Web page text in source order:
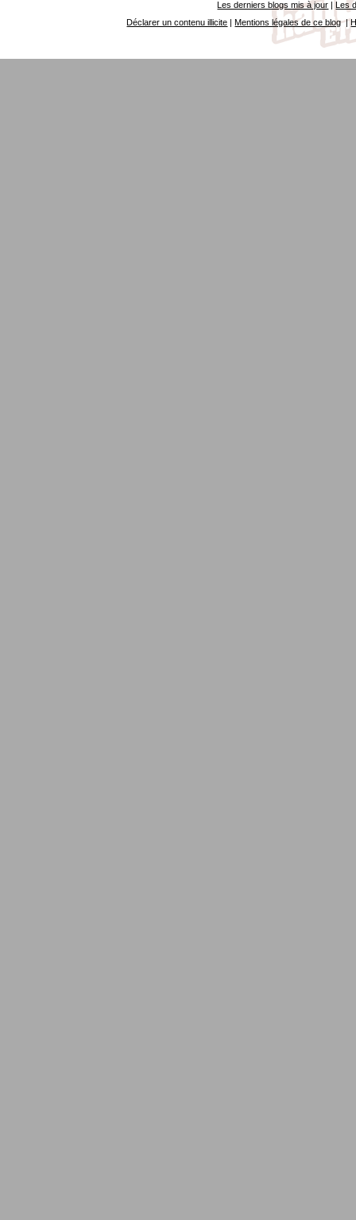
Les derniers blogs mis à jour |Les
Déclarer un contenu illicite |Mentions légales de ce blog|